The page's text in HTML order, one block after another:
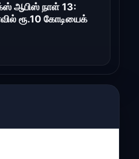
ஆபிஸ் நாள் 13:
ரூ.10 கோடியைக்